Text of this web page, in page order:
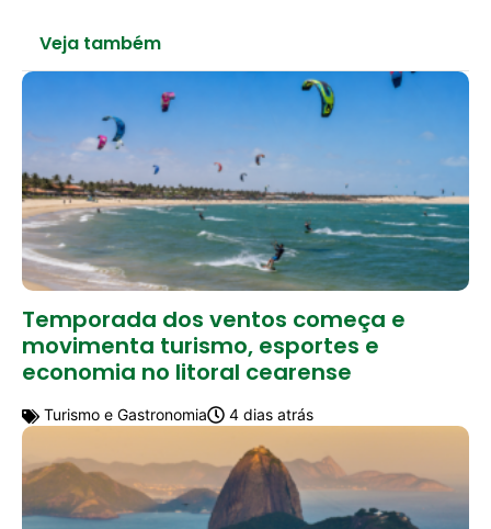
Veja também
Temporada dos ventos começa e
movimenta turismo, esportes e
economia no litoral cearense
Turismo e Gastronomia 4 dias atrás